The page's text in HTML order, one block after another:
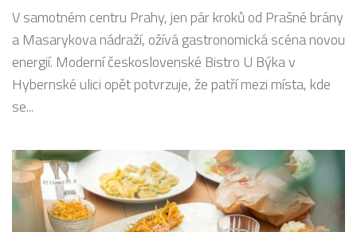
V samotném centru Prahy, jen pár kroků od Prašné brány
a Masarykova nádraží, ožívá gastronomická scéna novou
energií. Moderní československé Bistro U Býka v
Hybernské ulici opět potvrzuje, že patří mezi místa, kde
se...